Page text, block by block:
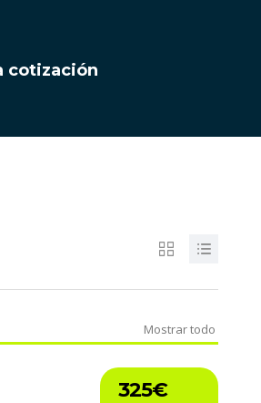
cotización
Mostrar todo
325€